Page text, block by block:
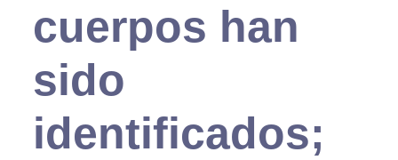
cuerpos han
sido
identificados;